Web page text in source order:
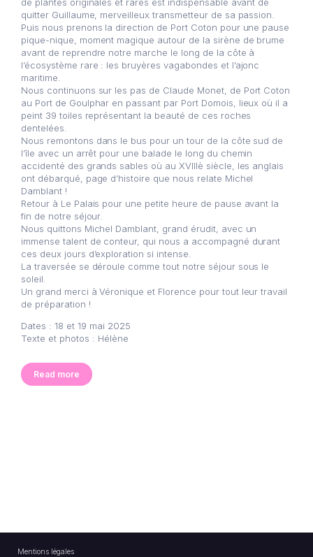
quitter Guillaume, merveilleux transmetteur de sa passion.
Puis nous prenons la direction de Port Coton pour une pause
pique-nique, moment magique autour de la sirène de brume
avant de reprendre notre marche le long de la côte à
l’écosystème rare : les bruyères vagabondes et l’ajonc
maritime.
Nous continuons sur les pas de Claude Monet, de Port Coton
au Port de Goulphar en passant par Port Domois, lieux où il a
peint 39 toiles représentant la beauté de ces roches
dentelées.
Nous remontons dans le bus pour un tour de la côte sud de
l’île avec un arrêt pour une balade le long du chemin
accidenté des grands sables où au XVIIIè siècle, les anglais
ont débarqué, page d’histoire que nous relate Michel
Damblant !
Retour à Le Palais pour une petite heure de pause avant la
fin de notre séjour.
Nous quittons Michel Damblant, grand érudit, avec un
immense talent de conteur, qui nous a accompagné durant
ces deux jours d’exploration si intense.
La traversée se déroule comme tout notre séjour sous le
soleil.
Un grand merci à Véronique et Florence pour tout leur travail
de préparation !
Dates : 18 et 19 mai 2025
Texte et photos : Hélène
Read more
Mentions légales